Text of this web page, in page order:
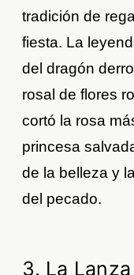
tradición de
fiesta. La
del dragón
rosal de flores
cortó la rosa
princesa
de la belleza y
del pecado.
3. La